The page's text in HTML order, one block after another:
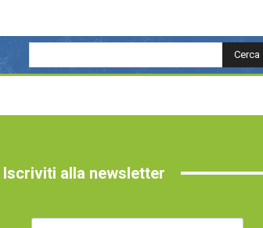
Cerca
Iscriviti alla newsletter